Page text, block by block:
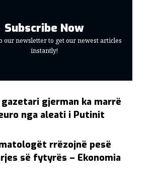
Subscribe Now
our newsletter to get our newest articles
instantly!
gazetari gjerman ka marrë
nga aleati i Putinit
rrëzojnë pesë
së fytyrës – Ekonomia